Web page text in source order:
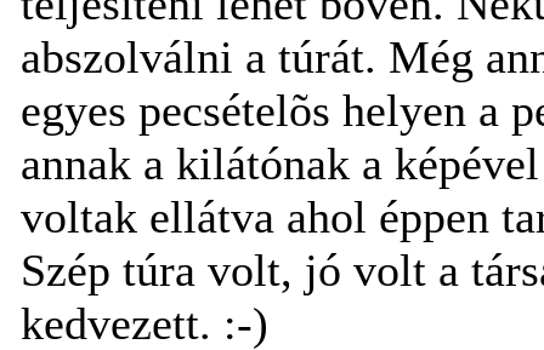
abszolválni a túrát. Még
egyes pecsételõs helyen a
annak a kilátónak a
voltak ellátva ahol éppen
Szép túra volt, jó volt a
kedvezett. :-)